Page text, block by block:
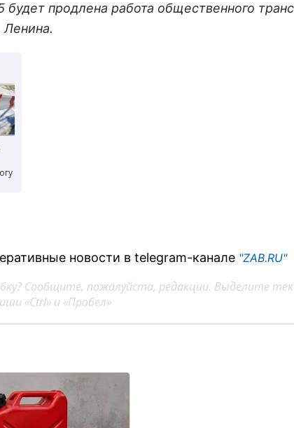
будет продлена работа общественного
новости в telegram-канале "ZAB.RU"
Сообщите, пожалуйста, редакции. Выделите
«Ctrl» и «Пробел»